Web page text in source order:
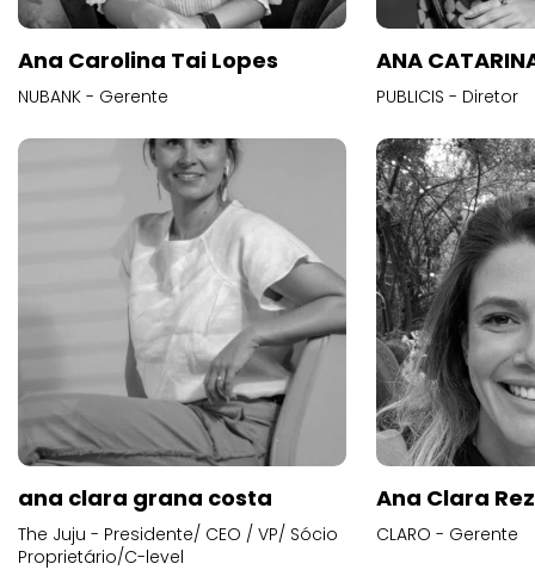
Ana Carolina Tai Lopes
NUBANK - Gerente
ANA
PUBLICIS - Diretor
ana clara grana costa
The Juju - Presidente/ CEO / VP/ Sócio
Proprietário/C-level
Ana Clara
CLARO - Gerente